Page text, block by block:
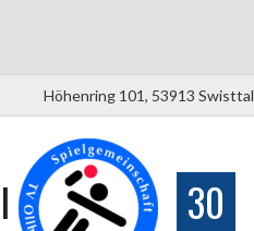
Höhenring 101, 53913 Swisttal
30